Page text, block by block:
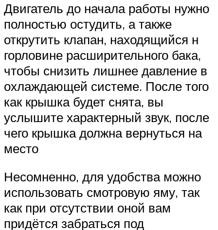
Двигатель до начала работы нужно
полностью остудить, а также
открутить клапан, находящийся н
горловине расширительного бака,
чтобы снизить лишнее давление в
охлаждающей системе. После того
как крышка будет снята, вы
услышите характерный звук, после
чего крышка должна вернуться на
место
Несомненно, для удобства можно
использовать смотровую яму, так
как при отсутствии оной вам
придётся забраться под